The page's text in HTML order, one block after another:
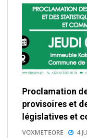
Proclamation
provisoires et
législatives et
VOXMETEORE 4